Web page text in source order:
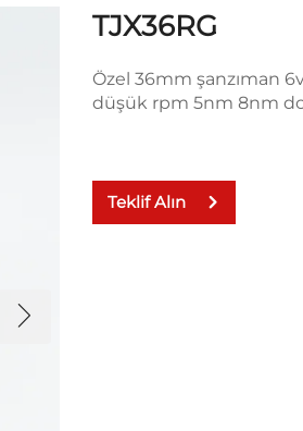
TJX36RG
Özel 36mm şanzıman
düşük rpm 5nm 8nm
Teklif Alın